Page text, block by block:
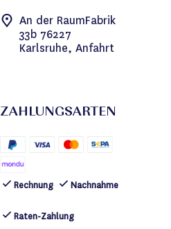
An der RaumFabrik
33b 76227
Karlsruhe, Anfahrt
ZAHLUNGSARTEN
Rechnung Nachnahme
Raten-Zahlung